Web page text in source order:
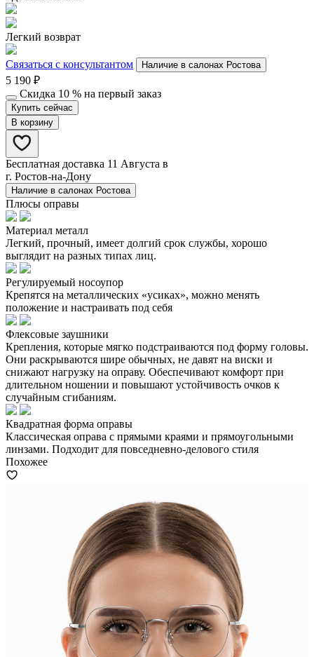
Легкий возврат
Связаться с консультантом Наличие в салонах Ростова
5 190 ₽
Скидка 10 % на первый заказ
Купить сейчас
В корзину
Бесплатная доставка 11 Августа в
г. Ростов-на-Дону
Наличие в салонах Ростова
Плюсы оправы
Материал металл
Легкий, прочный, имеет долгий срок службы, хорошо
выглядит на разных типах лиц.
Регулируемый носоупор
Крепятся на металлических «усиках», можно менять
положение и настраивать под себя
Флексовые заушники
Крепления, которые мягко подстраиваются под форму головы.
Они раскрываются шире обычных, не давят на виски и
снижают нагрузку на оправу. Обеспечивают комфорт при
длительном ношении и повышают устойчивость очков к
случайным сгибаниям.
Квадратная форма оправы
Классическая оправа с прямыми краями и прямоугольными
линзами. Подходит для повседневно-делового стиля
Похожее